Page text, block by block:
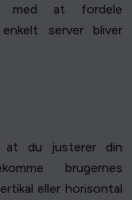
med at fordele
server bliver
at du justerer din
brugernes
eller horisontal